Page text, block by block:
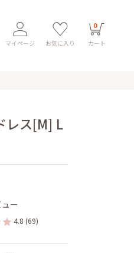
マイページ お気に入り
0
カート
レス[M] L
ー
4.8 (69)